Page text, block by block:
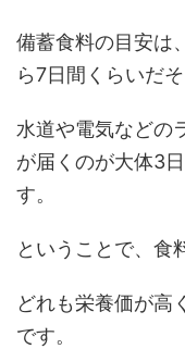
備蓄食料の目安は
ら7日間くらいだそ
水道や電気などの
が届くのが大体3
す。
ということで、食
どれも栄養価が高
です。